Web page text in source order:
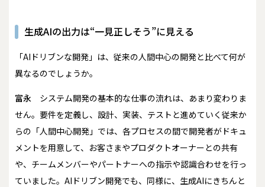
生成AIの出力は“一見正しそう”に見える
――「AIドリブンな開発」は、従来の人間中心の開発と比べて何が
異なるのでしょうか。
富永
システム開発の基本的な仕事の流れは、あまり変わりま
せん。要件を定義し、設計、実装、テストと進めていく従来か
らの「人間中心開発」では、各プロセスの間で開発者がドキュ
メントを用意して、お客さまやプロダクトオーナーとの共有
や、チームメンバーやパートナーへの指示や認識合わせを行っ
ていました。AIドリブン開発でも、同様に、生成AIにきちんと